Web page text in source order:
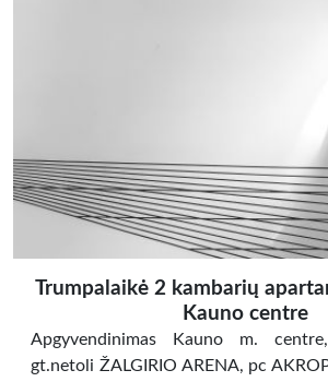
Trumpalaikė 2 kambarių
Kauno centre
Apgyvendinimas Kauno m.
gt.netoli ŽALGIRIO ARENA, pc